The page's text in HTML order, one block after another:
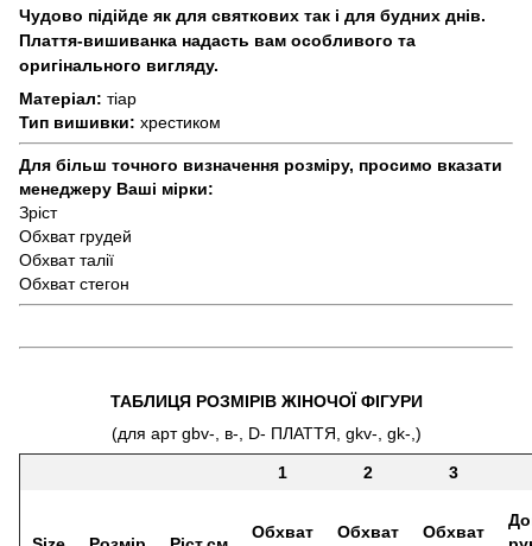
Чудово підійде як для святкових так і для будних днів.
Плаття-вишиванка надасть вам особливого та
оригінального вигляду.
Матеріал: тіар
Тип вишивки: хрестиком
Для більш точного визначення розміру, просимо вказати
менеджеру Ваші мірки:
Зріст
Обхват грудей
Обхват талії
Обхват стегон
ТАБЛИЦЯ РОЗМІРІВ ЖІНОЧОЇ ФІГУРИ
(для арт gbv-, в-, D- ПЛАТТЯ, gkv-, gk-,)
1 2 3
Обхват
Обхват
Обхват